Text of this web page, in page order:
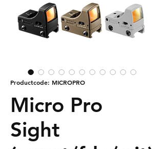
Productcode: MICROPRO
Micro Pro
Sight